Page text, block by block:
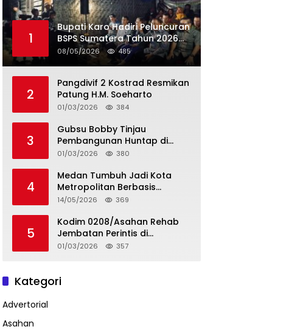
1
Bupati Karo Hadiri Peluncuran
BSPS Sumatera Tahun 2026
Secarra Daring
08/05/2026 485
2
Pangdivif 2 Kostrad Resmikan
Patung H.M. Soeharto
01/03/2026 384
3
Gubsu Bobby Tinjau
Pembangunan Huntap di
Tapteng
01/03/2026 380
4
Medan Tumbuh Jadi Kota
Metropolitan Berbasis
Teknologi
14/05/2026 369
5
Kodim 0208/Asahan Rehab
Jembatan Perintis di
Mandarsah
01/03/2026 357
Kategori
Advertorial
Asahan